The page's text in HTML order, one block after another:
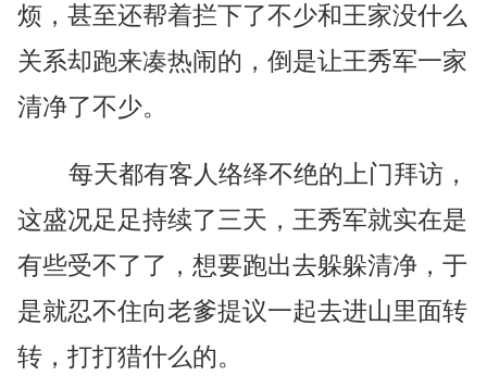
烦，甚至还帮着拦下了不少和王家没什么
关系却跑来凑热闹的，倒是让王秀军一家
清净了不少。
每天都有客人络绎不绝的上门拜访，
这盛况足足持续了三天，王秀军就实在是
有些受不了了，想要跑出去躲躲清净，于
是就忍不住向老爹提议一起去进山里面转
转，打打猎什么的。